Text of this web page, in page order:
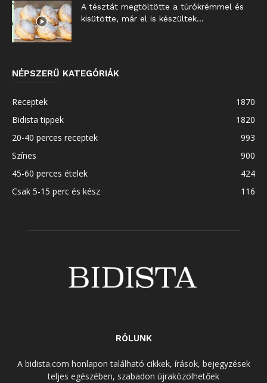
A tésztát megtöltötte a túrókrémmel és
kisütötte, már el is készültek...
NÉPSZERŰ KATEGÓRIÁK
Receptek
1870
Bidista tippek
1820
20-40 perces receptek
993
Színes
900
45-60 perces ételek
424
Csak 5-15 perc és kész
116
RÓLUNK
A bidista.com honlapon található cikkek, írások, bejegyzések
teljes egészében, szabadon újraközölhetőek